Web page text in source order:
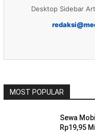
Desktop Sidebar
MOST POPULAR
Sewa
Rp19,95